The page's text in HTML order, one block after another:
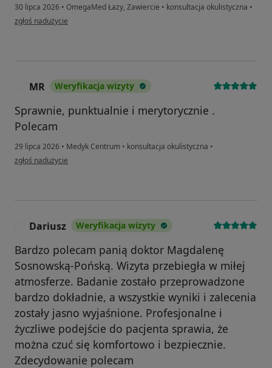
30 lipca 2026 • OmegaMed Łazy, Zawiercie • konsultacja okulistyczna •
w opinii użytkownika Beata
zgłoś nadużycie
MR Weryfikacja wizyty
Sprawnie, punktualnie i merytorycznie .
Polecam
29 lipca 2026 • Medyk Centrum • konsultacja okulistyczna •
w opinii użytkownika MR
zgłoś nadużycie
Dariusz Weryfikacja wizyty
Bardzo polecam panią doktor Magdalenę
Sosnowską-Pońską. Wizyta przebiegła w miłej
atmosferze. Badanie zostało przeprowadzone
bardzo dokładnie, a wszystkie wyniki i zalecenia
zostały jasno wyjaśnione. Profesjonalne i
życzliwe podejście do pacjenta sprawia, że
można czuć się komfortowo i bezpiecznie.
Zdecydowanie polecam